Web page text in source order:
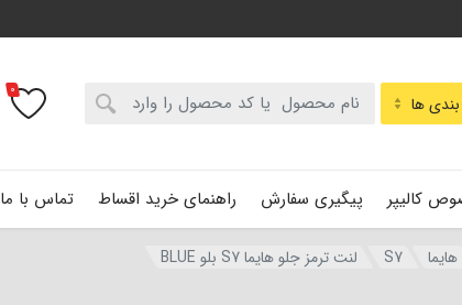
کالیپر پیگیری سفارش راهنمای خرید اقساط تماس با ما
ها
0
هایما S7 لنت ترمز جلو هایما S7 بلو BLUE